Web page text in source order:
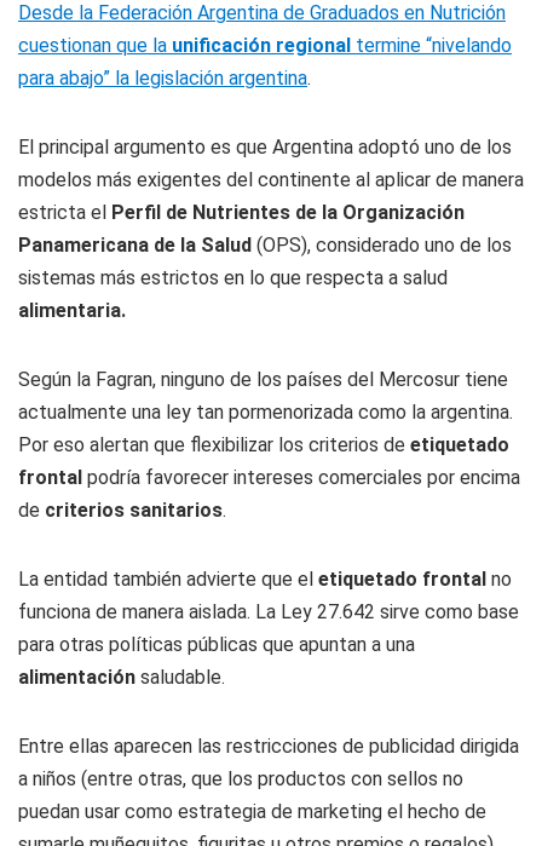
Desde la Federación Argentina de Graduados en Nutrición
cuestionan que la unificación regional termine “nivelando
para abajo” la legislación argentina.
El principal argumento es que Argentina adoptó uno de los
modelos más exigentes del continente al aplicar de manera
estricta el Perfil de Nutrientes de la Organización
Panamericana de la Salud (OPS), considerado uno de los
sistemas más estrictos en lo que respecta a salud
alimentaria.
Según la Fagran, ninguno de los países del Mercosur tiene
actualmente una ley tan pormenorizada como la argentina.
Por eso alertan que flexibilizar los criterios de etiquetado
frontal podría favorecer intereses comerciales por encima
de criterios sanitarios.
La entidad también advierte que el etiquetado frontal no
funciona de manera aislada. La Ley 27.642 sirve como base
para otras políticas públicas que apuntan a una
alimentación saludable.
Entre ellas aparecen las restricciones de publicidad dirigida
a niños (entre otras, que los productos con sellos no
puedan usar como estrategia de marketing el hecho de